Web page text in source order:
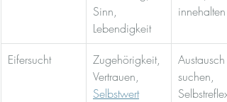
Sinn,
Lebendigkeit
innehalten
Eifersucht
Zugehörigkeit,
Vertrauen,
Selbstwert
Austausch
suchen,